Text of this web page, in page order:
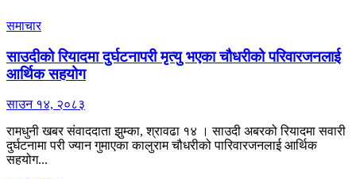
समाचार
साउदीको रियादमा दुर्घटनापरी मृत्यु भएका चौधरीको परिवारजनलाई
आर्थिक सहयोग
साउन १४, २०८३
रामधुनी खबर संवाददाता झुम्का, श्रावढा १४ । साउदी अबरको रियादमा सवारी
दुर्घटनामा परी ज्यान गुमाएका कालुराम चौधरीको पारिवारजनलाई आर्थिक
सहयोग...